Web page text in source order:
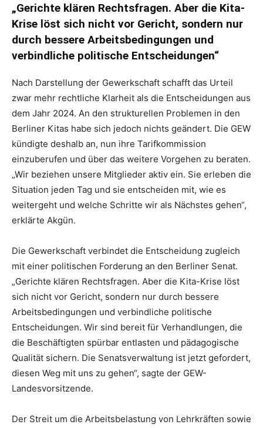
„Gerichte klären Rechtsfragen. Aber die Kita-
Krise löst sich nicht vor Gericht, sondern nur
durch bessere Arbeitsbedingungen und
verbindliche politische Entscheidungen“
Nach Darstellung der Gewerkschaft schafft das Urteil
zwar mehr rechtliche Klarheit als die Entscheidungen aus
dem Jahr 2024. An den strukturellen Problemen in den
Berliner Kitas habe sich jedoch nichts geändert. Die GEW
kündigte deshalb an, nun ihre Tarifkommission
einzuberufen und über das weitere Vorgehen zu beraten.
„Wir beziehen unsere Mitglieder aktiv ein. Sie erleben die
Situation jeden Tag und sie entscheiden mit, wie es
weitergeht und welche Schritte wir als Nächstes gehen“,
erklärte Akgün.
Die Gewerkschaft verbindet die Entscheidung zugleich
mit einer politischen Forderung an den Berliner Senat.
„Gerichte klären Rechtsfragen. Aber die Kita-Krise löst
sich nicht vor Gericht, sondern nur durch bessere
Arbeitsbedingungen und verbindliche politische
Entscheidungen. Wir sind bereit für Verhandlungen, die
die Beschäftigten spürbar entlasten und pädagogische
Qualität sichern. Die Senatsverwaltung ist jetzt gefordert,
diesen Weg mit uns zu gehen“, sagte der GEW-
Landesvorsitzende.
Der Streit um die Arbeitsbelastung von Lehrkräften sowie